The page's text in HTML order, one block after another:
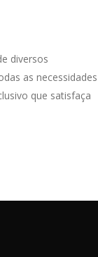
diversos
as necessidades
que satisfaça